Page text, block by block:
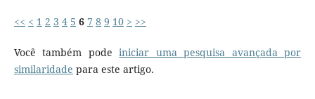
<< < 1 2 3 4 5 6 7 8 9 10 > >>
Você também podeiniciar uma pesquisa avançada por
similaridade para este artigo.